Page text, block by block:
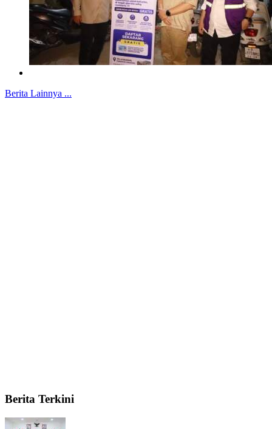
Berita Lainnya ...
Berita Terkini